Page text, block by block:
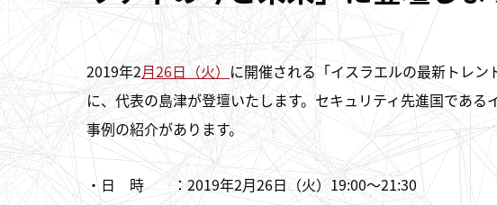
2019年2月26日（火） に開催される「イスラエルの最新トレ
に、代表の島津が登壇いたします。セキュリティ先進国であ
事例の紹介があります。
・日 時 ：2019年2月26日（火）19:00～21:30